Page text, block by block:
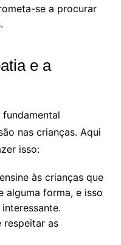
se a procurar
e a
nas crianças. Aqui
isso:
ensine às crianças que
alguma forma, e isso
respeitar as